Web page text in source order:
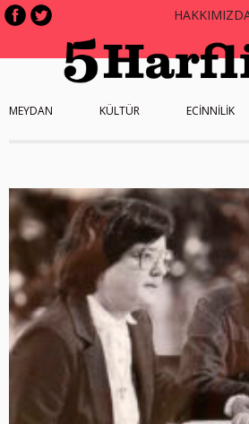
MEYDAN KÜLTÜR ECİNNİLİK